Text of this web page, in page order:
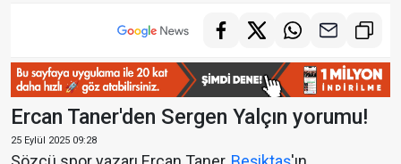
Ercan Taner'den Sergen Yalçın yorumu!
25 Eylül 2025 09:28